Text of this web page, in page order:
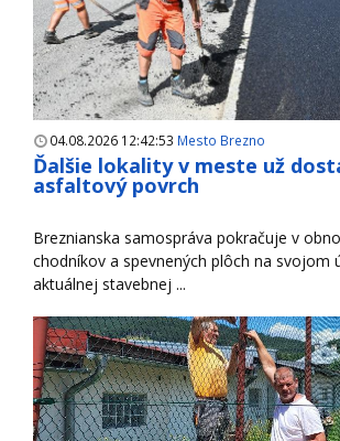
04.08.2026 12:42:53 Mesto Brezno
Ďalšie lokality v meste už
asfaltový povrch
Breznianska samospráva pokračuje v
chodníkov a spevnených plôch na svojom
aktuálnej stavebnej ...